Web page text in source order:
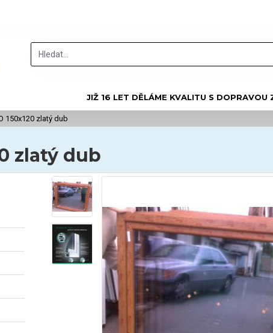
JIŽ 16 LET DĚLÁME KVALITU S DOPRAVOU
150x120 zlatý dub
zlatý dub